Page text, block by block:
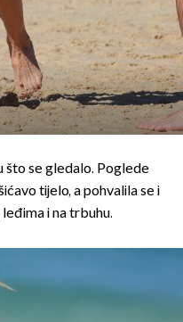
što se gledalo. Poglede
tijelo, a pohvalila se i
i na trbuhu.